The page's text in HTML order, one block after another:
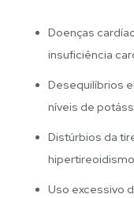
Doenças
insuficiência
Desequilíbrios
níveis de
Distúrbios da
hipertireoidismo
Uso excessivo